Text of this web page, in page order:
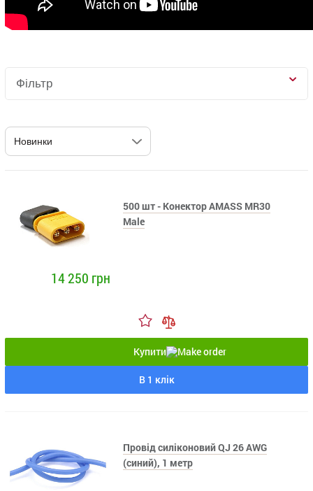
Фільтр
500 шт - Конектор AMASS MR30
Male
14 250 грн
Купити
В 1 клік
Провід силіконовий QJ 26 AWG
(синий), 1 метр